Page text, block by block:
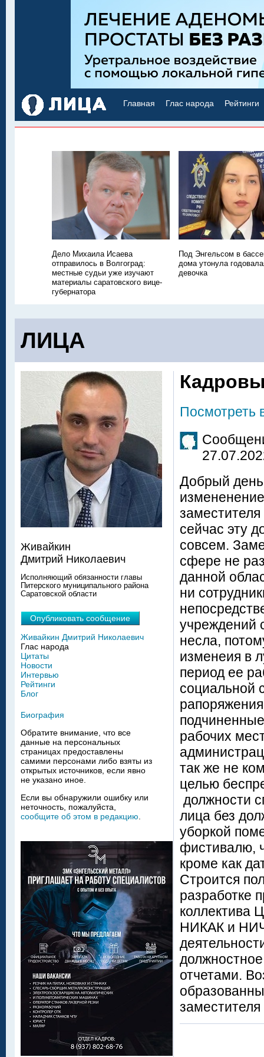
Главная Глас народа Рейтинги
Дело Михаила Исаева
отправилось в Волгоград:
местные судьи уже изучают
материалы саратовского вице-
губернатора
Под Энгельсом в
дома утонула
девочка
ЛИЦА
Посмотреть
Добрый
сейчас эту
совсем.
сфере не
данной
ни
учреждений
несла,
изменеия в
период ее
социальной
рабочих
так же не
целью
должности
лица без
уборкой
фистивалю,
кроме как
Строится
разработке
коллектива
НИКАК и
отчетами.
Живайкин
Дмитрий Николаевич
Исполняющий обязанности главы
Питерского муниципального района
Саратовской области
Опубликовать сообщение
Живайкин Дмитрий Николаевич
Глас народа
Цитаты
Новости
Интервью
Рейтинги
Блог
Биография
Обратите внимание, что все
данные на персональных
страницах предоставлены
самими персонами либо взяты из
открытых источников, если явно
не указано иное.
Если вы обнаружили ошибку или
неточность, пожалуйста,
сообщите об этом в редакцию